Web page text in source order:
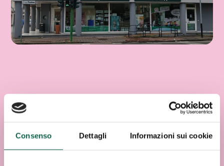
Consenso Dettagli Informazioni sui cookie